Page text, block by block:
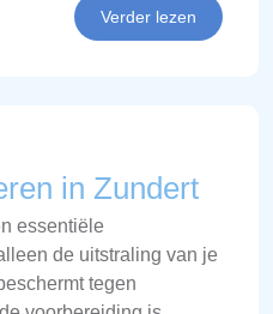
Verder lezen
in Zundert
essentiële
de uitstraling van je
tegen